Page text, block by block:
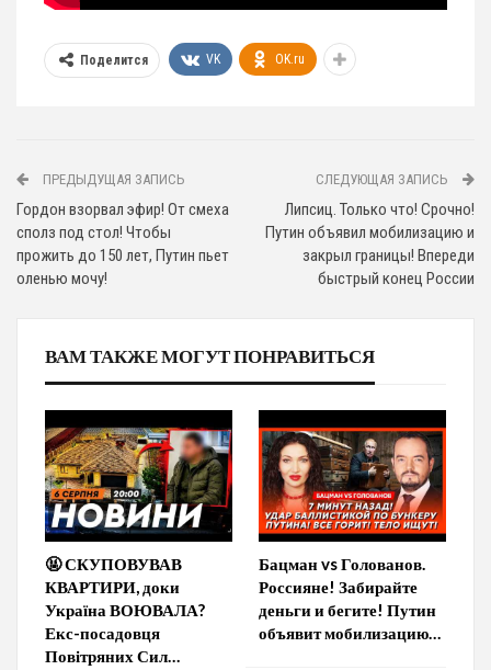
Поделится VK OK.ru
ПРЕДЫДУЩАЯ ЗАПИСЬ
Гордон взорвал эфир! От смеха
сполз под стол! Чтобы
прожить до 150 лет, Путин пьет
оленью мочу!
СЛЕДУЮЩАЯ ЗАПИСЬ
Липсиц. Только что! Срочно!
Путин объявил мобилизацию и
закрыл границы! Впереди
быстрый конец России
ВАМ ТАКЖЕ МОГУТ ПОНРАВИТЬСЯ
🤬 СКУПОВУВАВ
КВАРТИРИ, доки
Україна ВОЮВАЛА?
Екс-посадовця
Повітряних Сил…
Бацман vs Голованов.
Россияне! Забирайте
деньги и бегите! Путин
объявит мобилизацию…